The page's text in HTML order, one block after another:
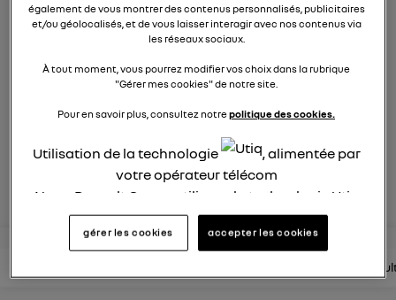
Hybride RENAULT
553membres
hybride par nature
posez une question
rejoignez
également de vous montrer des contenus personnalisés, publicitaires
et/ou géolocalisés, et de vous laisser interagir avec nos contenus via
les réseaux sociaux.
À tout moment, vous pourrez modifier vos choix dans la rubrique
"Gérer mes cookies" de notre site.
Pour en savoir plus, consultez notrepolitique des cookies.
Utilisation de la technologie
, alimentée par
votre opérateur télécom
Nous, Renault Group, utilisons la technologie Utiq
pour nos activités digitales (telles que décrites
dans cette notice de consentement) et liées à
utilisez une connexion internet fournie parun
gérer les cookies accepter les cookies